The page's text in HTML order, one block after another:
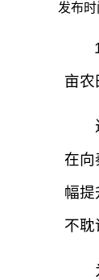
发布
亩农
近
在向
幅
不耽
为